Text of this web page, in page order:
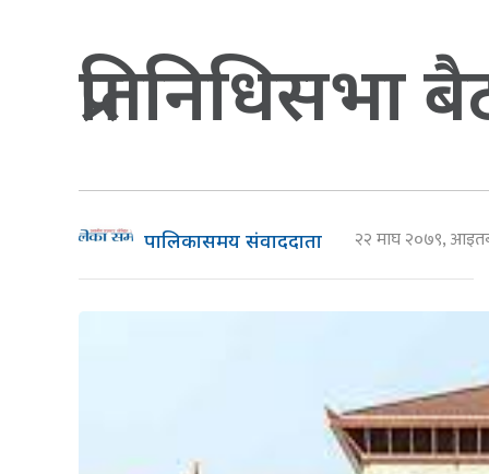
प्रतिनिधिसभा
पालिकासमय संवाददाता २२ माघ २०७९,